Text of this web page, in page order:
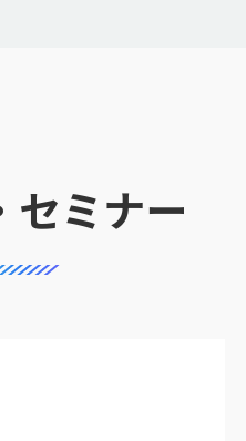
セミナー